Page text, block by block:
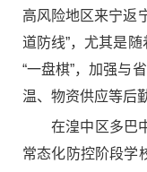
高风险地区来宁返
道防线”，尤其是
“一盘棋”，加强与
温、物资供应等后
在湟中区多巴
常态化防控阶段学